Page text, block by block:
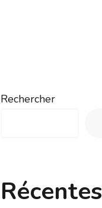
Rechercher
Récentes